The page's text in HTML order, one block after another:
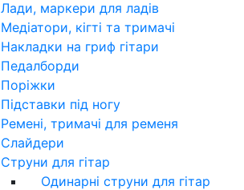
Лади, маркери для ладів
Медіатори, кігті та тримачі
Накладки на гриф гітари
Педалборди
Поріжки
Підставки під ногу
Ремені, тримачі для ременя
Слайдери
Струни для гітар
Одинарні струни для гітар